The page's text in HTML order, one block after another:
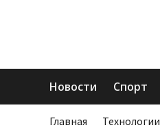
Новости Спорт
Главная Технологии